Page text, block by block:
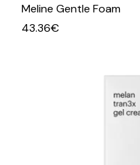
Meline Gentle Foam
43.36€